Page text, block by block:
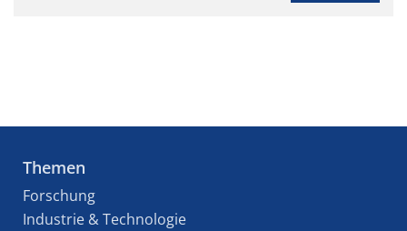
Themen
Forschung
Industrie & Technologie